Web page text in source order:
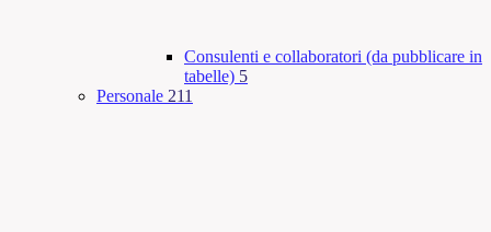
Consulenti e collaboratori (da pubblicare in
tabelle) 5
Personale 211